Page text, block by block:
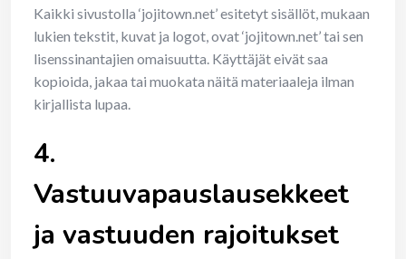
Kaikki sivustolla ‘jojitown.net’ esitetyt sisällöt, mukaan
lukien tekstit, kuvat ja logot, ovat ‘jojitown.net’ tai sen
lisenssinantajien omaisuutta. Käyttäjät eivät saa
kopioida, jakaa tai muokata näitä materiaaleja ilman
kirjallista lupaa.
4.
Vastuuvapauslausekkeet
ja vastuuden rajoitukset